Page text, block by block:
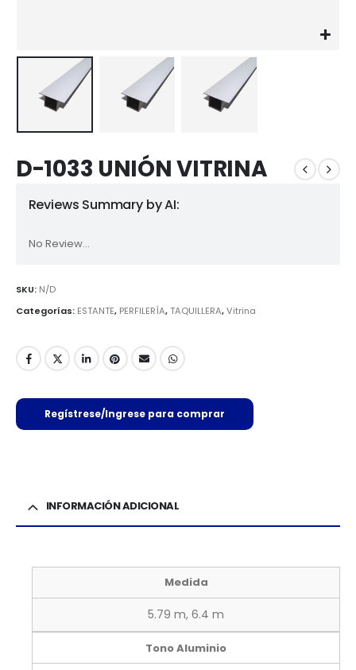
D-1033 UNIÓN VITRINA
Reviews Summary by AI:
No Review...
SKU: N/D
Categorías: ESTANTE, PERFILERÍA,TAQUILLERA,Vitrina
Regístrese/Ingrese para comprar
INFORMACIÓN ADICIONAL
Medida
5.79 m, 6.4 m
Tono Aluminio